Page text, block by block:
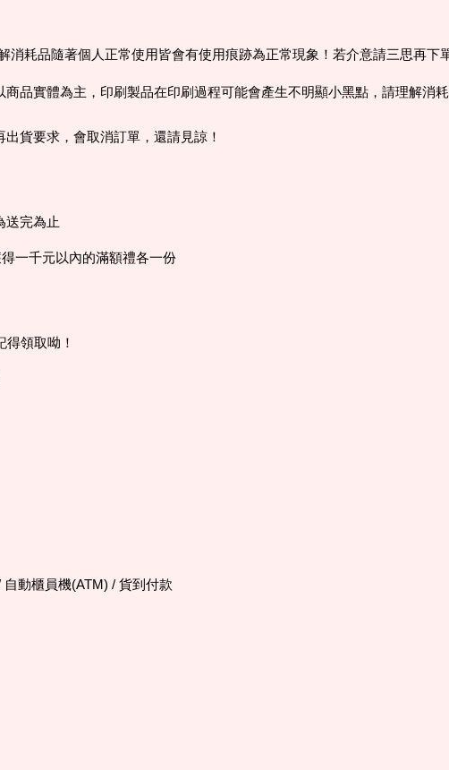
耗品隨著個人正常使用皆會有使用痕跡為正常現象！若介意請三思再下
品實體為主，印刷製品在印刷過程可能會產生不明顯小黑點，請理解消
貨要求，會取消訂單，還請見諒！
送完為止
一千元以內的滿額禮各一份
領取呦！
動櫃員機(ATM) / 貨到付款